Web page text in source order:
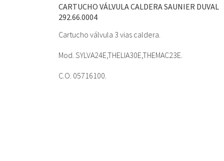
CARTUCHO VÁLVULA CALDERA SAUNIER DUVAL
292.66.0004
Cartucho válvula 3 vias caldera.
Mod. SYLVA24E,THELIA30E,THEMAC23E.
C.O. 05716100.